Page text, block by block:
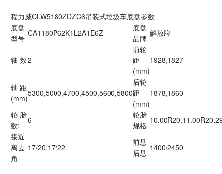
程力威CLW5180ZDZC6吊装式垃圾车底盘参数
底盘
型号
CA1180P62K1L2A1E6Z
底盘
品牌
解放牌
轴 数2
前轮
距
(mm)
1928,1827
轴 距
(mm)
5300,5000,4700,4500,5600,5800
后轮
距
(mm)
1878,1860
轮 胎
数:
6
轮胎
规格
接近
离去
角
17/20,17/22
前悬
后悬
1400/2450